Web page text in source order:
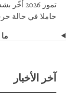
تموز
حاملا في حالة
آخر الأخبار